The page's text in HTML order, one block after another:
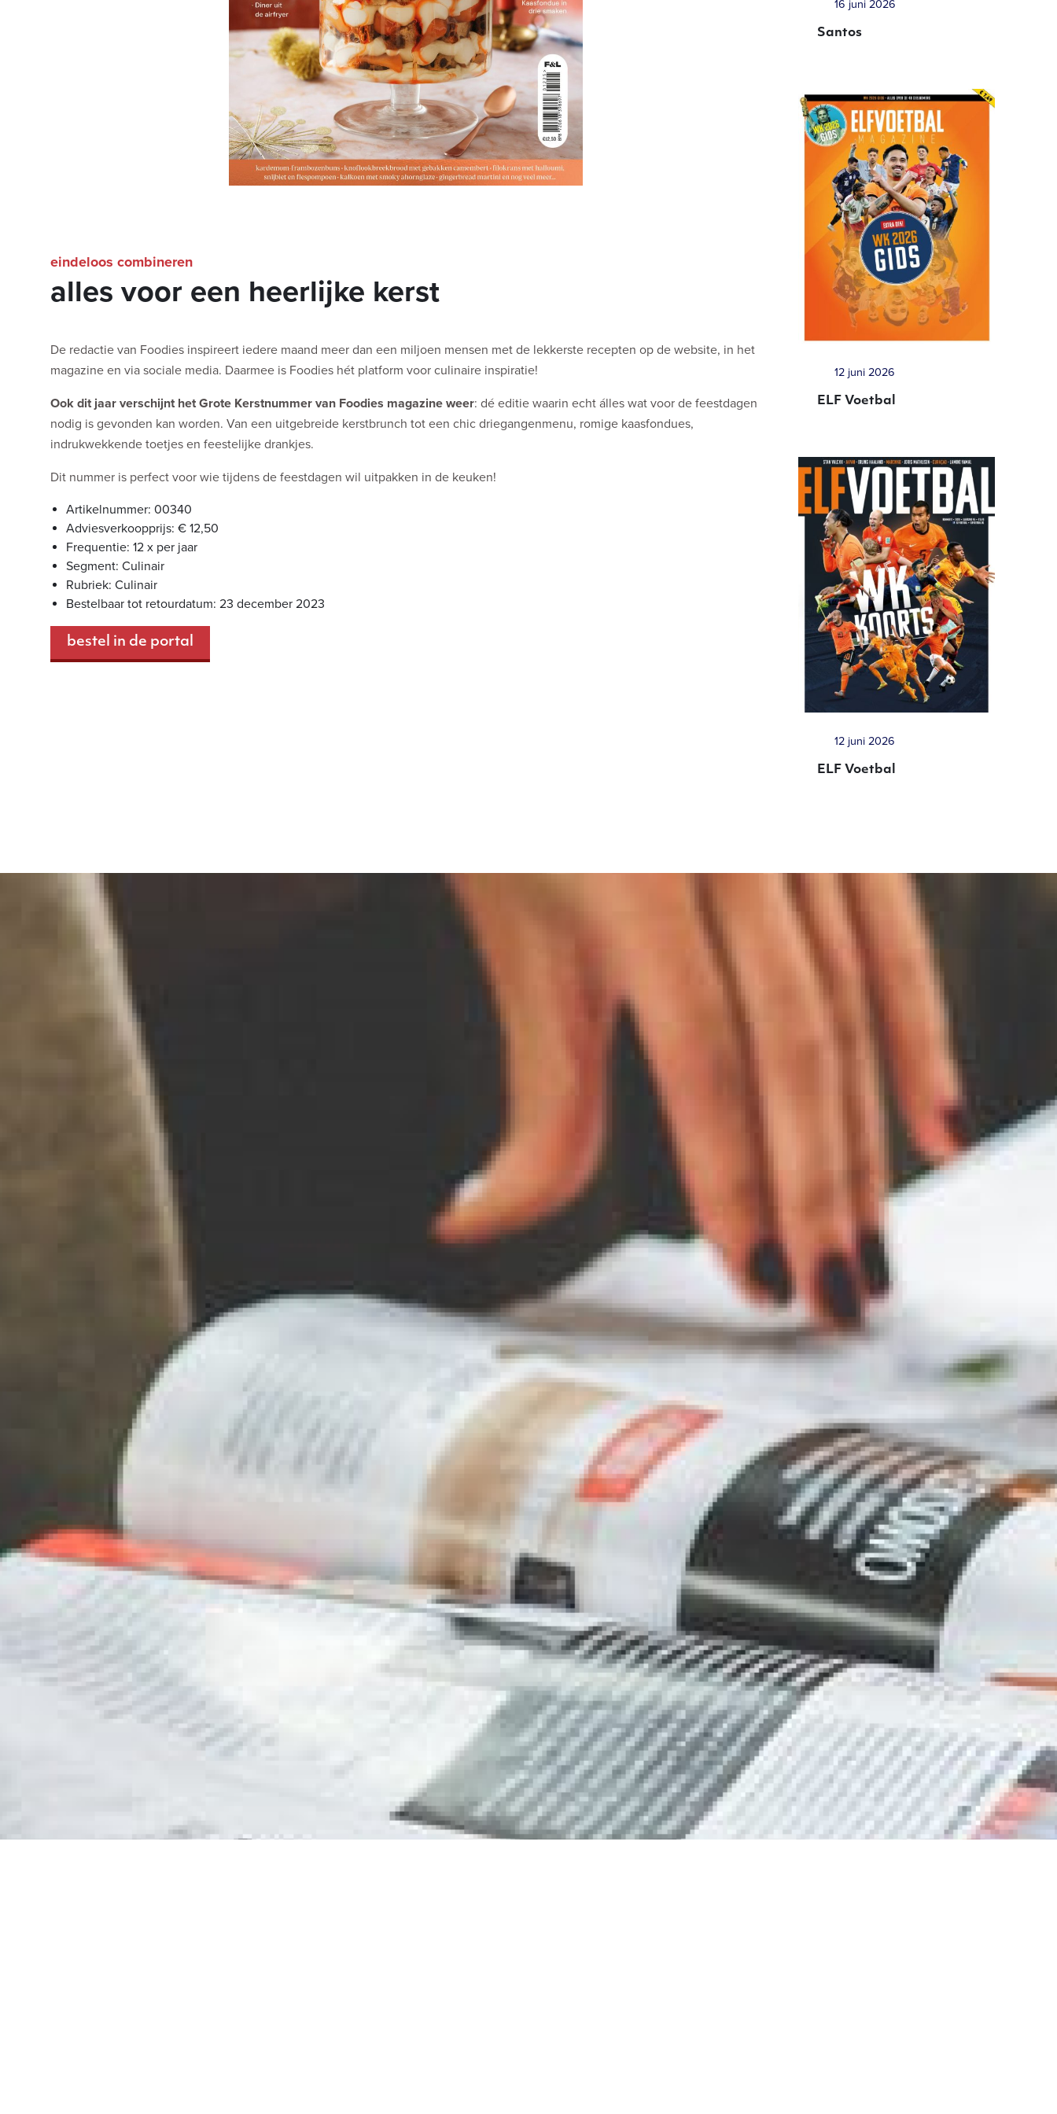
alles voor een heerlijke kerst
eindeloos combineren
De redactie van Foodies inspireert iedere maand meer dan een miljoen mensen met de lekkerste recepten op de website, in het
magazine en via sociale media. Daarmee is Foodies hét platform voor culinaire inspiratie!
Ook dit jaar verschijnt het Grote Kerstnummer van Foodies magazine weer: dé editie waarin echt álles wat voor de feestdagen
nodig is gevonden kan worden. Van een uitgebreide kerstbrunch tot een chic driegangenmenu, romige kaasfondues,
indrukwekkende toetjes en feestelijke drankjes.
Dit nummer is perfect voor wie tijdens de feestdagen wil uitpakken in de keuken!
Artikelnummer: 00340
Adviesverkoopprijs: € 12,50
Frequentie: 12 x per jaar
Segment: Culinair
Rubriek: Culinair
Bestelbaar tot retourdatum: 23 december 2023
bestel in de portal
16 juni 2026
Santos
12 juni 2026
ELF Voetbal
12 juni 2026
ELF Voetbal